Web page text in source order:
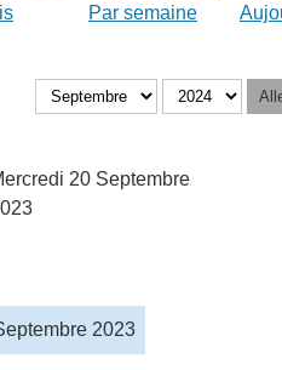
Par semaine
20 Septembre
2023